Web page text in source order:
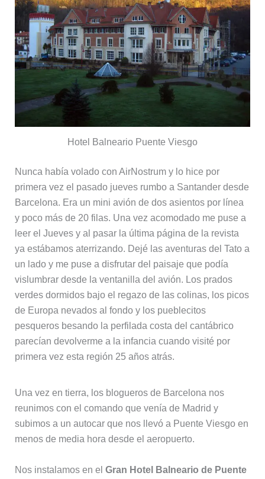
Hotel Balneario Puente Viesgo
Nunca había volado con AirNostrum y lo hice por
primera vez el pasado jueves rumbo a Santander desde
Barcelona. Era un mini avión de dos asientos por línea
y poco más de 20 filas. Una vez acomodado me puse a
leer el Jueves y al pasar la última página de la revista
ya estábamos aterrizando. Dejé las aventuras del Tato a
un lado y me puse a disfrutar del paisaje que podía
vislumbrar desde la ventanilla del avión. Los prados
verdes dormidos bajo el regazo de las colinas, los picos
de Europa nevados al fondo y los pueblecitos
pesqueros besando la perfilada costa del cantábrico
parecían devolverme a la infancia cuando visité por
primera vez esta región 25 años atrás.
Una vez en tierra, los blogueros de Barcelona nos
reunimos con el comando que venía de Madrid y
subimos a un autocar que nos llevó a Puente Viesgo en
menos de media hora desde el aeropuerto.
Nos instalamos en el Gran Hotel Balneario de Puente